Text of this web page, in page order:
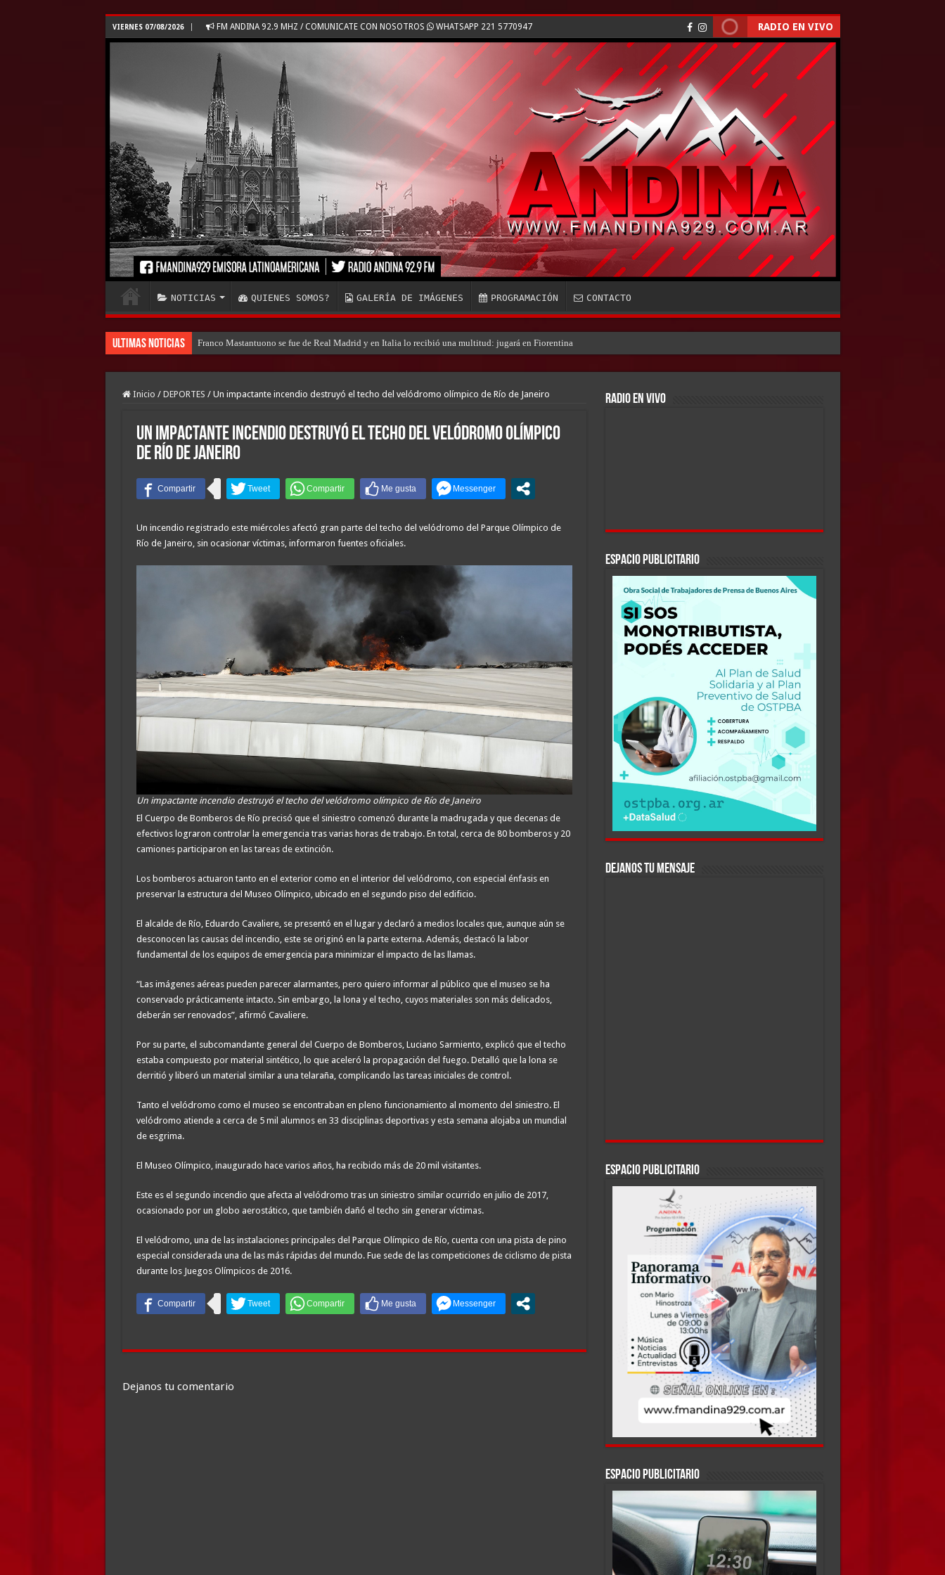
VIERNES 07/08/2026 FM ANDINA 92.9 MHZ / COMUNICATE CON NOSOTROS WHATSAPP 221 5770947 RADIO EN VIVO
NOTICIAS QUIENES SOMOS? GALERÍA DE IMÁGENES PROGRAMACIÓN CONTACTO
Ultimas Noticias Franco Mastantuono se fue de Real Madrid y en Italia lo recibió una multitud: jugará en Fiorentina
Inicio / DEPORTES / Un impactante incendio destruyó el techo del velódromo olímpico de Río de Janeiro
Un impactante incendio destruyó el techo del velódromo olímpico
de Río de Janeiro
Un incendio registrado este miércoles afectó gran parte del techo del velódromo del Parque Olímpico de
Río de Janeiro, sin ocasionar víctimas, informaron fuentes oficiales.
Un impactante incendio destruyó el techo del velódromo olímpico de Río de Janeiro
El Cuerpo de Bomberos de Río precisó que el siniestro comenzó durante la madrugada y que decenas de
efectivos lograron controlar la emergencia tras varias horas de trabajo. En total, cerca de 80 bomberos y 20
camiones participaron en las tareas de extinción.
Los bomberos actuaron tanto en el exterior como en el interior del velódromo, con especial énfasis en
preservar la estructura del Museo Olímpico, ubicado en el segundo piso del edificio.
El alcalde de Río, Eduardo Cavaliere, se presentó en el lugar y declaró a medios locales que, aunque aún se
desconocen las causas del incendio, este se originó en la parte externa. Además, destacó la labor
fundamental de los equipos de emergencia para minimizar el impacto de las llamas.
“Las imágenes aéreas pueden parecer alarmantes, pero quiero informar al público que el museo se ha
conservado prácticamente intacto. Sin embargo, la lona y el techo, cuyos materiales son más delicados,
deberán ser renovados”, afirmó Cavaliere.
Por su parte, el subcomandante general del Cuerpo de Bomberos, Luciano Sarmiento, explicó que el techo
estaba compuesto por material sintético, lo que aceleró la propagación del fuego. Detalló que la lona se
derritió y liberó un material similar a una telaraña, complicando las tareas iniciales de control.
Tanto el velódromo como el museo se encontraban en pleno funcionamiento al momento del siniestro. El
velódromo atiende a cerca de 5 mil alumnos en 33 disciplinas deportivas y esta semana alojaba un mundial
de esgrima.
El Museo Olímpico, inaugurado hace varios años, ha recibido más de 20 mil visitantes.
Este es el segundo incendio que afecta al velódromo tras un siniestro similar ocurrido en julio de 2017,
ocasionado por un globo aerostático, que también dañó el techo sin generar víctimas.
El velódromo, una de las instalaciones principales del Parque Olímpico de Río, cuenta con una pista de pino
especial considerada una de las más rápidas del mundo. Fue sede de las competiciones de ciclismo de pista
durante los Juegos Olímpicos de 2016.
Dejanos tu comentario
RADIO EN VIVO
ESPACIO PUBLICITARIO
DEJANOS TU MENSAJE
ESPACIO PUBLICITARIO
ESPACIO PUBLICITARIO